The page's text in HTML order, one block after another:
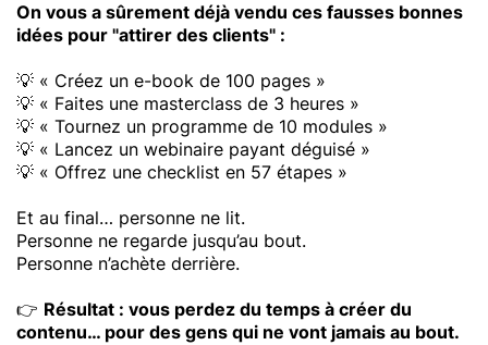
On vous a sûrement déjà vendu ces fausses bonnes
idées pour "attirer des clients" :
💡 « Créez un e-book de 100 pages »
💡 « Faites une masterclass de 3 heures »
💡 « Tournez un programme de 10 modules »
💡 « Lancez un webinaire payant déguisé »
💡 « Offrez une checklist en 57 étapes »
Et au final… personne ne lit.
Personne ne regarde jusqu’au bout.
Personne n’achète derrière.
👉 Résultat : vous perdez du temps à créer du
contenu… pour des gens qui ne vont jamais au bout.